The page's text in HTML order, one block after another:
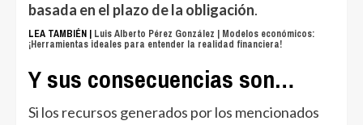
basada en el plazo de la obligación.
LEA TAMBIÉN | Luis Alberto Pérez González | Modelos económicos:
¡Herramientas ideales para entender la realidad financiera!
Y sus consecuencias son…
Si los recursos generados por los mencionados